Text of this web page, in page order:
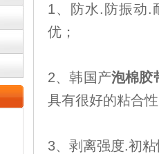
1、防水.防振动.
优；
2、韩国产泡棉胶
具有很好的粘合
3、剥离强度.初